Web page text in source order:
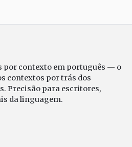
por contexto em português — o
contextos por trás dos
Precisão para escritores,
da linguagem.